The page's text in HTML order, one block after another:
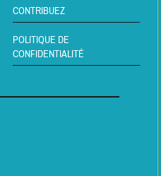
CONTRIBUEZ
POLITIQUE DE
CONFIDENTIALITÉ